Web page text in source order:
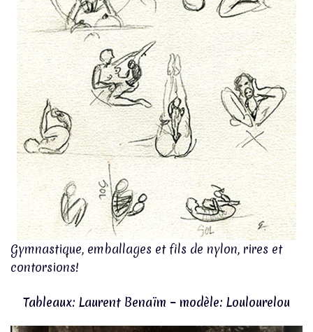
Gymnastique, emballages et fils de nylon, rires et
contorsions!
Tableaux: Laurent Benaïm – modèle: Loulourelou